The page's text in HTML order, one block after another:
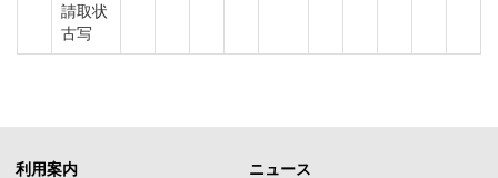
請取状
古写
利用案内 ニュース